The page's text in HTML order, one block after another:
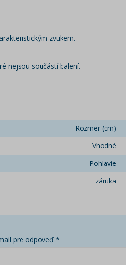
zvukem.
nejsou součástí balení.
Rozmer (cm)
Vhodné
Pohlavie
záruka
pre odpoveď *